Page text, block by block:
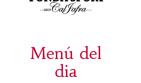
Menú del
dia